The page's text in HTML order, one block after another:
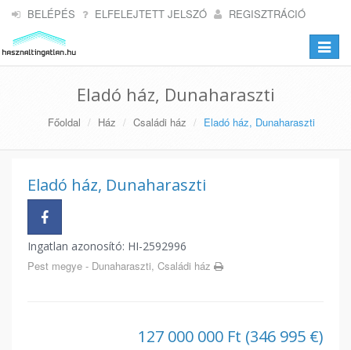
BELÉPÉS ELFELEJTETT JELSZÓ REGISZTRÁCIÓ
Toggle
Eladó ház, Dunaharaszti
Főoldal Ház Családi ház Eladó ház, Dunaharaszti
Eladó ház, Dunaharaszti
Ingatlan azonosító: HI-2592996
Pest megye - Dunaharaszti, Családi ház
127 000 000 Ft (346 995 €)